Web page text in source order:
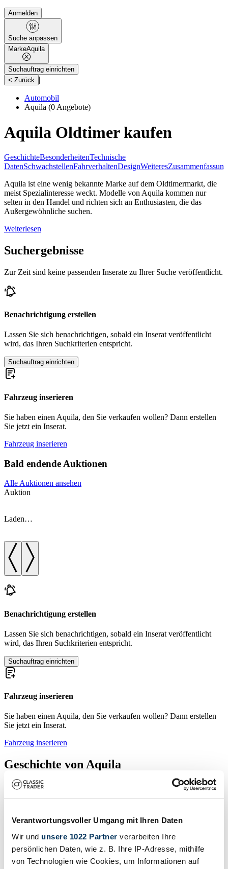
Verantwortungsvoller Umgang mit Ihren Daten
Wir und unsere 1022 Partner verarbeiten Ihre
persönlichen Daten, wie z. B. Ihre IP-Adresse, mithilfe
von Technologien wie Cookies, um Informationen auf
Anmelden
Suche anpassen
MarkeAquila
Suchauftrag einrichten
< Zurück |
Automobil
Aquila (0 Angebote)
Aquila Oldtimer kaufen
GeschichteBesonderheitenTechnische
DatenSchwachstellenFahrverhaltenDesignWeiteresZusammenfassung
Aquila ist eine wenig bekannte Marke auf dem Oldtimermarkt, die
meist Spezialinteresse weckt. Modelle von Aquila kommen nur
selten in den Handel und richten sich an Enthusiasten, die das
Außergewöhnliche suchen.
Weiterlesen
Suchergebnisse
Zur Zeit sind keine passenden Inserate zu Ihrer Suche veröffentlicht.
Benachrichtigung erstellen
Lassen Sie sich benachrichtigen, sobald ein Inserat veröffentlicht
wird, das Ihren Suchkriterien entspricht.
Suchauftrag einrichten
Fahrzeug inserieren
Sie haben einen Aquila, den Sie verkaufen wollen? Dann erstellen
Sie jetzt ein Inserat.
Fahrzeug inserieren
Bald endende Auktionen
Alle Auktionen ansehen
Auktion
Laden…
Benachrichtigung erstellen
Lassen Sie sich benachrichtigen, sobald ein Inserat veröffentlicht
wird, das Ihren Suchkriterien entspricht.
Suchauftrag einrichten
Fahrzeug inserieren
Sie haben einen Aquila, den Sie verkaufen wollen? Dann erstellen
Sie jetzt ein Inserat.
Fahrzeug inserieren
Geschichte von Aquila
Der Name Aquila hat in unterschiedlichen Zusammenhängen eine
Liebhabern ungewöhnlicher Modelle und Nischenmarken
Beachtung finden. Allgemein findet Aquila außerhalb von
Spezialistenkreisen kaum Verbreitung.
Modellgeschichte von Aquila